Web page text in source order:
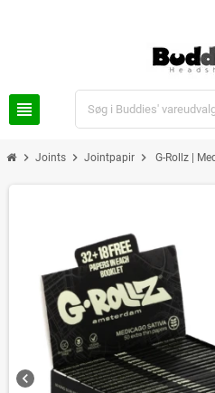
view_headline
chevron_right Joints chevron_right Jointpapir chevron_right G-Rollz |
chevron_left